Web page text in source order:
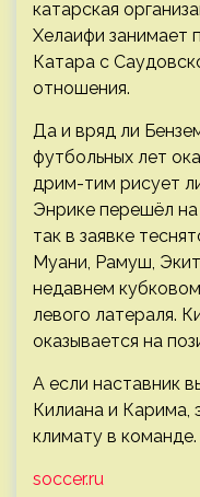
катарская
Хелаифи занимает
Катара с
отношения.
Да и вряд ли
футбольных лет
дрим-тим рисует
Энрике перешёл
так в заявке
Муани, Рамуш,
недавнем
левого латераля.
оказывается на
А если наставник
Килиана и Карима,
климату в команде.
soccer.ru